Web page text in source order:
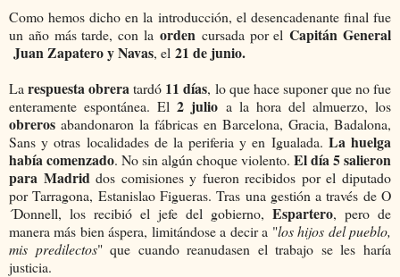
Como hemos dicho en la introducción, el desencadenante final fue
un año más tarde, con la orden cursada por elCapitán General
Juan Zapatero y Navas, el 21 de junio.
Larespuesta obrera tardó 11 días, lo que hace suponer que no fue
enteramente espontánea. El2 julio a la hora del almuerzo, los
obreros abandonaron la fábricas en Barcelona, Gracia, Badalona,
Sans y otras localidades de la periferia y en Igualada. La huelga
había comenzado. No sin algún choque violento. El día 5 salieron
para Madrid dos comisiones y fueron recibidos por el diputado
por Tarragona, Estanislao Figueras. Tras una gestión a través de O
´Donnell, los recibió el jefe del gobierno, Espartero, pero de
manera más bien áspera, limitándose a decir a "los hijos del pueblo,
mis predilectos" que cuando reanudasen el trabajo se les haría
justicia.